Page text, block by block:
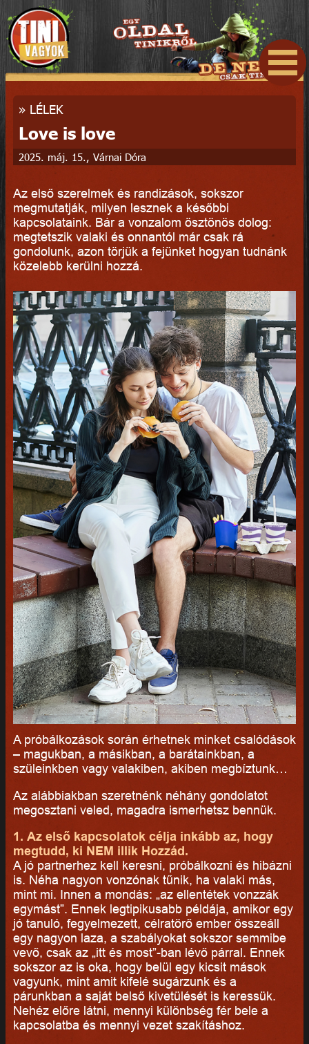
» LÉLEK
Love is love
2025. máj. 15., Várnai Dóra
Az első szerelmek és randizások, sokszor
megmutatják, milyen lesznek a későbbi
kapcsolataink. Bár a vonzalom ösztönös dolog:
megtetszik valaki és onnantól már csak rá
gondolunk, azon törjük a fejünket hogyan tudnánk
közelebb kerülni hozzá.
A próbálkozások során érhetnek minket csalódások
– magukban, a másikban, a barátainkban, a
szüleinkben vagy valakiben, akiben megbíztunk…
Az alábbiakban szeretnénk néhány gondolatot
megosztani veled, magadra ismerhetsz bennük.
1. Az első kapcsolatok célja inkább az, hogy
megtudd, ki NEM illik Hozzád.
A jó partnerhez kell keresni, próbálkozni és hibázni
is. Néha nagyon vonzónak tűnik, ha valaki más,
mint mi. Innen a mondás: „az ellentétek vonzzák
egymást”. Ennek legtipikusabb példája, amikor egy
jó tanuló, fegyelmezett, célratörő ember összeáll
egy nagyon laza, a szabályokat sokszor semmibe
vevő, csak az „itt és most”-ban lévő párral. Ennek
sokszor az is oka, hogy belül egy kicsit mások
vagyunk, mint amit kifelé sugárzunk és a
párunkban a saját belső kivetülését is keressük.
Nehéz előre látni, mennyi különbség fér bele a
kapcsolatba és mennyi vezet szakításhoz.